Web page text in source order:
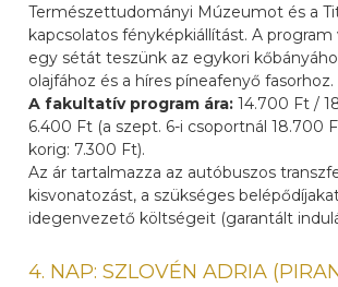
Természettudományi Múzeumot és a
kapcsolatos fényképkiállítást. A
egy sétát teszünk az egykori
olajfához és a híres píneafenyő fasorhoz.
A fakultatív program ára:14.700 Ft /
6.400 Ft (a szept. 6-i csoportnál 18.700
korig: 7.300 Ft).
Az ár tartalmazza az autóbuszos
kisvonatozást, a szükséges
idegenvezető költségeit (garantált
4. NAP: SZLOVÉN ADRIA